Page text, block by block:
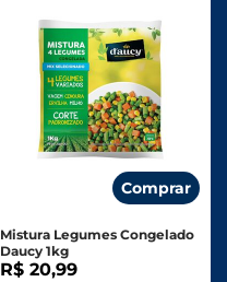
Comprar
Mistura Legumes Congelado
Daucy 1kg
R$ 20,99